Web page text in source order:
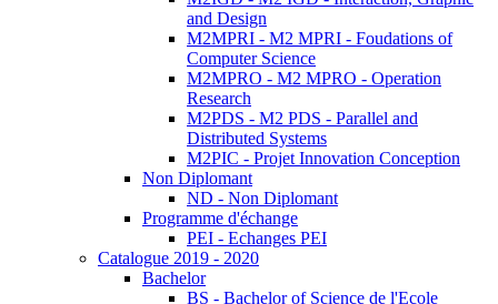
and Design
M2MPRI - M2 MPRI - Foudations of
Computer Science
M2MPRO - M2 MPRO - Operation
Research
M2PDS - M2 PDS - Parallel and
Distributed Systems
M2PIC - Projet Innovation Conception
Non Diplomant
ND - Non Diplomant
Programme d'échange
PEI - Echanges PEI
Catalogue 2019 - 2020
Bachelor
BS - Bachelor of Science de l'Ecole